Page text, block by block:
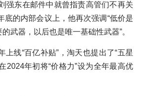
强东在邮件中就曾指责高管们不再关
底的内部会议上，他再次强调“低价是
武器，以后也是唯一基础性武器”。
上线“百亿补贴”，淘天也提出了“五星
2024年初将“价格力”设为全年最高优